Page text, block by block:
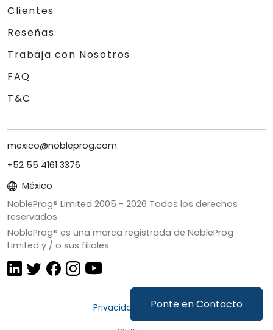
Ponte en Contacto
Clientes
Reseñas
Trabaja con Nosotros
FAQ
T&C
mexico@nobleprog.com
+52 55 4161 3376
México
NobleProg® Limited 2005 - 2026 Todos los derechos
reservados
NobleProg® es una marca registrada de NobleProg
Limited y / o sus filiales.
Privacidad y Cookies